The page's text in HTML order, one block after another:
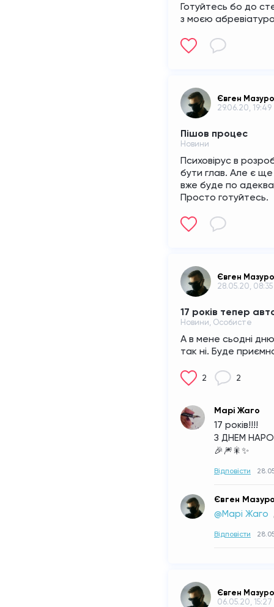
Готуйтесь бо до
з моєю
Євген
29.06.20, 19:49
Пішов процес
Новини
Психовірус в
бути глав. Але є ще
вже буде по
Просто готуйтесь.
Євген
28.05.20, 08:35
17 років тепер
Новини, Особисте
А в мене сьодні
так ні. Буде
2 2
Марі Жаго
17 років!!!!
З ДНЕМ
🎉🎆🎇✨
Відповісти
Євген
@Марі Жаго
Відповісти
Євген
06.05.20, 15:27